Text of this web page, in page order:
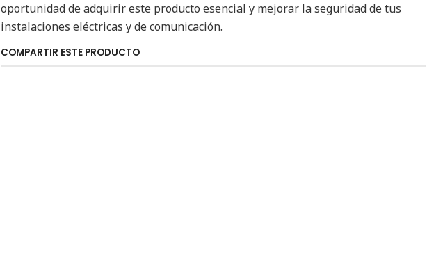
oportunidad de adquirir este producto esencial y mejorar la seguridad de tus
instalaciones eléctricas y de comunicación.
COMPARTIR ESTE PRODUCTO